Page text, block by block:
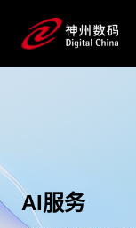
AI服务